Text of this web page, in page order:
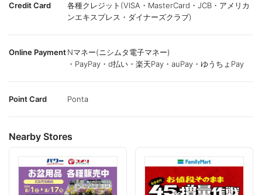
Credit Card
各種クレジット(VISA・MasterCard・JCB・アメリカ
ンエキスプレス・ダイナーズクラブ)
Online PaymentNマネー(ニシムタ電子マネー)
・PayPay・d払い・楽天Pay・auPay・ゆうちょPay
Point Card Ponta
Nearby Stores